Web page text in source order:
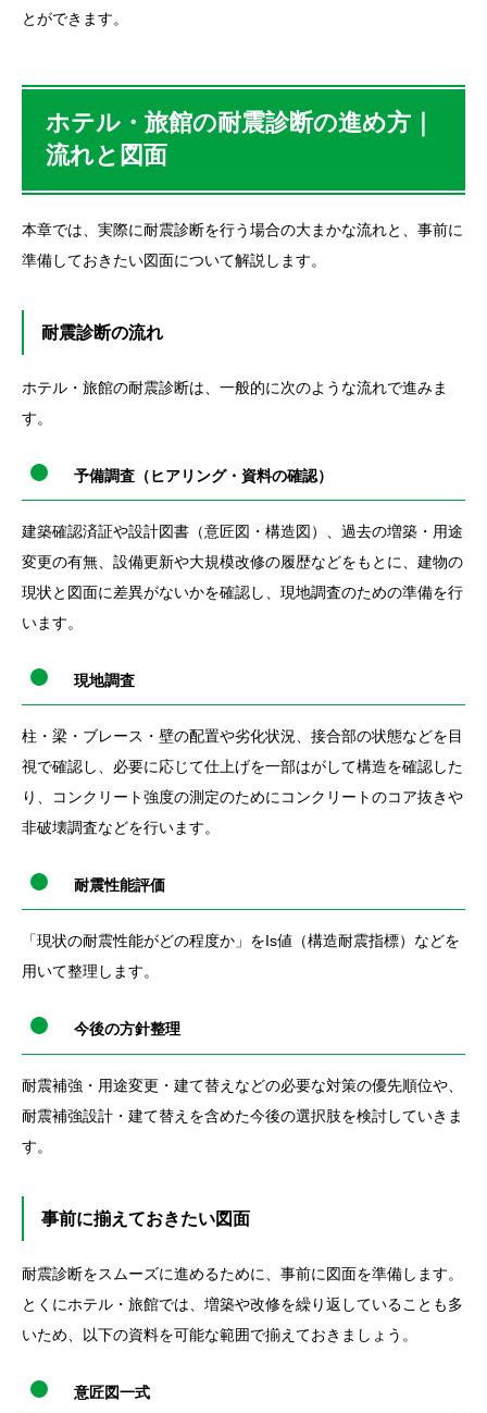
とができます。
ホテル・旅館の耐震診断の進め方｜
流れと図面
本章では、実際に耐震診断を行う場合の大まかな流れと、事前に
準備しておきたい図面について解説します。
耐震診断の流れ
ホテル・旅館の耐震診断は、一般的に次のような流れで進みま
す。
予備調査（ヒアリング・資料の確認）
建築確認済証や設計図書（意匠図・構造図）、過去の増築・用途
変更の有無、設備更新や大規模改修の履歴などをもとに、建物の
現状と図面に差異がないかを確認し、現地調査のための準備を行
います。
現地調査
柱・梁・ブレース・壁の配置や劣化状況、接合部の状態などを目
視で確認し、必要に応じて仕上げを一部はがして構造を確認した
り、コンクリート強度の測定のためにコンクリートのコア抜きや
非破壊調査などを行います。
耐震性能評価
「現状の耐震性能がどの程度か」をIs値（構造耐震指標）などを
用いて整理します。
今後の方針整理
耐震補強・用途変更・建て替えなどの必要な対策の優先順位や、
耐震補強設計・建て替えを含めた今後の選択肢を検討していきま
す。
事前に揃えておきたい図面
耐震診断をスムーズに進めるために、事前に図面を準備します。
とくにホテル・旅館では、増築や改修を繰り返していることも多
いため、以下の資料を可能な範囲で揃えておきましょう。
意匠図一式